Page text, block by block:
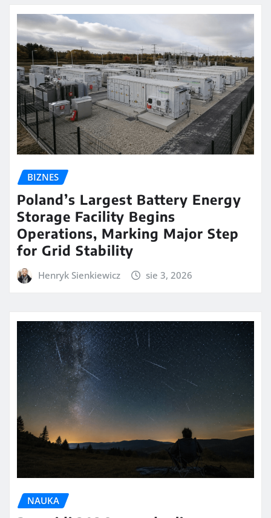
BIZNES
Poland’s Largest Battery Energy
Storage Facility Begins
Operations, Marking Major Step
for Grid Stability
Henryk Sienkiewicz sie 3, 2026
NAUKA